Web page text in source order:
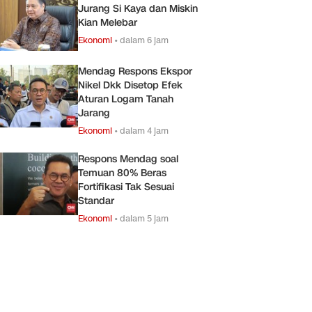
Jurang Si Kaya dan Miskin
Kian Melebar
Ekonomi •dalam 6 jam
Mendag Respons Ekspor
Nikel Dkk Disetop Efek
Aturan Logam Tanah
Jarang
Ekonomi •dalam 4 jam
Respons Mendag soal
Temuan 80% Beras
Fortifikasi Tak Sesuai
Standar
Ekonomi •dalam 5 jam